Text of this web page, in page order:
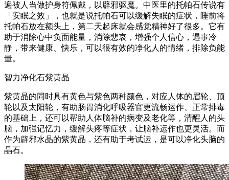
遍被人当做护身符佩戴，以辟邪驱魔。中医里的托帕石传说有
「安眠之效」，也就是说托帕石可以缓解失眠的症状，睡前将
托帕石放在额头上，第二天起床就会感觉精神好了很多。它有
助于消除心中负面能量，消除悲哀，增强个人信心，遇事冷
静，带来健康、快乐，可以很有效的净化人的情绪，排除负能
量。
智力净化石紫黄晶
紫黄晶的同时具有黄色与紫色两种颜色，对应人体的眉轮、顶
轮以及太阳轮，有助肠胃消化呼吸器官更流畅运作、正常排毒
的基础上，还可以帮助人体脑补的病变及老化等，清醒人的头
脑，加强记忆力，缓解头疼等症状，让脑补运作也更灵活。而
作为辟邪水晶的紫黄晶，还有助于考试运，是可以净化头脑的
晶石。